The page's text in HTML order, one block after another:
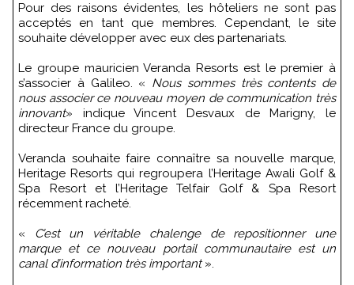
Pour des raisons évidentes, les hôteliers ne sont pas
acceptés en tant que membres. Cependant, le site
souhaite développer avec eux des partenariats.
Le groupe mauricien Veranda Resorts est le premier à
s’associer à Galileo. « Nous sommes très contents de
nous associer ce nouveau moyen de communication très
innovant» indique Vincent Desvaux de Marigny, le
directeur France du groupe.
Veranda souhaite faire connaître sa nouvelle marque,
Heritage Resorts qui regroupera l’Heritage Awali Golf &
Spa Resort et l’Heritage Telfair Golf & Spa Resort
récemment racheté.
« C’est un véritable chalenge de repositionner une
marque et ce nouveau portail communautaire est un
canal d’information très important».